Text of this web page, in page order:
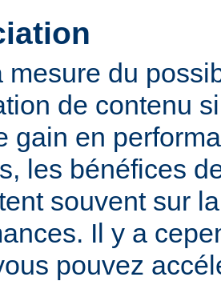
mesure du
de contenu
gain en
les bénéfices
souvent sur
Il y a
pouvez